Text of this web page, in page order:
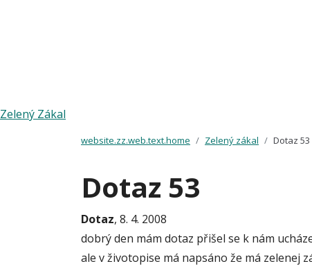
Zelený Zákal
website.zz.web.text.home Zelený zákal Dotaz 53
Dotaz 53
Dotaz, 8. 4. 2008
dobrý den mám dotaz přišel se k nám
ale v životopise má napsáno že má zelenej